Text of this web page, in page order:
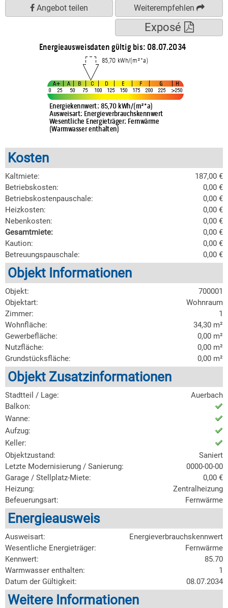
Kosten
Kaltmiete:
187,00 €
Betriebskosten:
0,00 €
Betriebskostenpauschale:
0,00 €
Heizkosten:
0,00 €
Nebenkosten:
0,00 €
Gesamtmiete:
0,00 €
Kaution:
0,00 €
Betreuungspauschale:
0,00 €
Objekt Informationen
Objekt:
700001
Objektart:
Wohnraum
Zimmer:
1
Wohnfläche:
34,30 m²
Gewerbefläche:
0,00 m²
Nutzfläche:
0,00 m²
Grundstücksfläche:
0,00 m²
Objekt Zusatzinformationen
Stadtteil / Lage:
Auerbach
Balkon:
Wanne:
Aufzug:
Keller:
Objektzustand:
Saniert
Letzte Modernisierung / Sanierung:
0000-00-00
Garage / Stellplatz-Miete:
0,00 €
Heizung:
Zentralheizung
Befeuerungsart:
Fernwärme
Energieausweis
Ausweisart:
Energieverbrauchskennwert
Wesentliche Energieträger:
Fernwärme
Kennwert:
85.70
Warmwasser enthalten:
1
Datum der Gültigkeit:
08.07.2034
Weitere Informationen